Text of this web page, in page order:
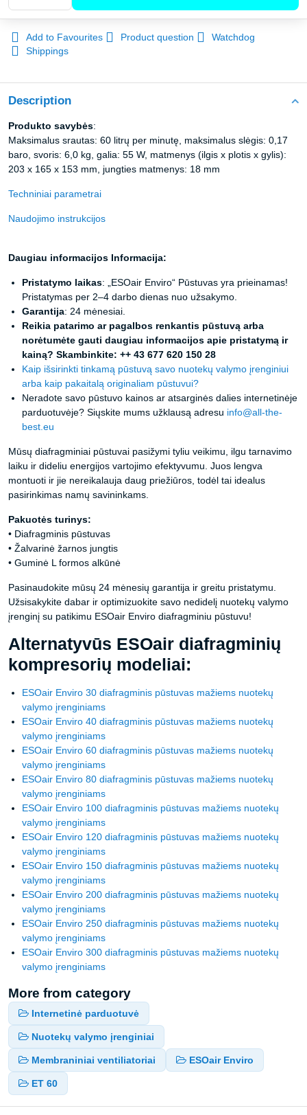
Add to Favourites Product question
Watchdog
Shippings
Description
Produkto savybės:
Maksimalus srautas: 60 litrų per minutę, maksimalus slėgis: 0,17
baro, svoris: 6,0 kg, galia: 55 W, matmenys (ilgis x plotis x gylis):
203 x 165 x 153 mm, jungties matmenys: 18 mm
Techniniai parametrai
Naudojimo instrukcijos
Daugiau informacijos Informacija:
Pristatymo laikas: „ESOair Enviro“ Pūstuvas yra prieinamas!
Pristatymas per 2–4 darbo dienas nuo užsakymo.
Garantija: 24 mėnesiai.
Reikia patarimo ar pagalbos renkantis pūstuvą arba
norėtumėte gauti daugiau informacijos apie pristatymą ir
kainą? Skambinkite: ++ 43 677 620 150 28
Kaip išsirinkti tinkamą pūstuvą savo nuotekų valymo įrenginiui
arba kaip pakaitalą originaliam pūstuvui?
Neradote savo pūstuvo kainos ar atsarginės dalies internetinėje
parduotuvėje? Siųskite mums užklausą adresu info@all-the-
best.eu
Mūsų diafragminiai pūstuvai pasižymi tyliu veikimu, ilgu tarnavimo
laiku ir dideliu energijos vartojimo efektyvumu. Juos lengva
montuoti ir jie nereikalauja daug priežiūros, todėl tai idealus
pasirinkimas namų savininkams.
Pakuotės turinys:
• Diafragminis pūstuvas
• Žalvarinė žarnos jungtis
• Guminė L formos alkūnė
Pasinaudokite mūsų 24 mėnesių garantija ir greitu pristatymu.
Užsisakykite dabar ir optimizuokite savo nedidelį nuotekų valymo
įrenginį su patikimu ESOair Enviro diafragminiu pūstuvu!
Alternatyvūs ESOair diafragminių
kompresorių modeliai:
ESOair Enviro 30 diafragminis pūstuvas mažiems nuotekų
valymo įrenginiams
ESOair Enviro 40 diafragminis pūstuvas mažiems nuotekų
valymo įrenginiams
ESOair Enviro 60 diafragminis pūstuvas mažiems nuotekų
valymo įrenginiams
ESOair Enviro 80 diafragminis pūstuvas mažiems nuotekų
valymo įrenginiams
ESOair Enviro 100 diafragminis pūstuvas mažiems nuotekų
valymo įrenginiams
ESOair Enviro 120 diafragminis pūstuvas mažiems nuotekų
valymo įrenginiams
ESOair Enviro 150 diafragminis pūstuvas mažiems nuotekų
valymo įrenginiams
ESOair Enviro 200 diafragminis pūstuvas mažiems nuotekų
valymo įrenginiams
ESOair Enviro 250 diafragminis pūstuvas mažiems nuotekų
valymo įrenginiams
ESOair Enviro 300 diafragminis pūstuvas mažiems nuotekų
valymo įrenginiams
More from category
Internetinė parduotuvė
Nuotekų valymo įrenginiai
Membraniniai ventiliatoriai ESOair Enviro
ET 60